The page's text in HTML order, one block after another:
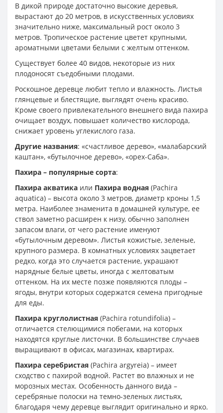
В дикой природе достаточно высокие деревья,
вырастают до 20 метров, в искусственных условиях
значительно ниже, максимальный рост около 3
метров. Тропическое растение цветет крупными,
ароматными цветами белыми с желтым оттенком.
Существует более 40 видов, некоторые из них
плодоносят съедобными плодами.
Роскошное деревце любит тепло и влажность. Листья
глянцевые и блестящие, выглядят очень красиво.
Кроме своего привлекательного внешнего вида пахира
очищает воздух, повышает количество кислорода,
снижает уровень углекислого газа.
Другие названия: «счастливое дерево», «малабарский
каштан», «бутылочное дерево», «орех-Саба».
Пахира – популярные сорта:
Пахира акватика или Пахира водная (Pachira
aquatica) – высота около 3 метров, диаметр кроны 1,5
метра. Наиболее знаменита в домашней культуре, ее
ствол заметно расширен к низу, обычно заполнен
запасом влаги, от чего растение именуют
«бутылочным деревом». Листья кожистые, зеленые,
крупного размера. В комнатных условиях зацветает
редко, когда это случается растение, украшают
нарядные белые цветы, иногда с желтоватым
оттенком. На их месте позже появляются плоды –
ягоды, внутри которых содержатся семена пригодные
для еды.
Пахира круглолистная (Pachira rotundifolia) –
отличается стелющимися побегами, на которых
находятся круглые листочки. В большинстве случаев
выращивают в офисах, магазинах, квартирах.
Пахира серебристая (Pachira argyreia) – имеет
сходство с пахирой водной. Растет во влажных и не
морозных местах. Особенность данного вида –
серебряные полоски на темно-зеленых листьях,
благодаря чему деревце выглядит оригинально и ярко.